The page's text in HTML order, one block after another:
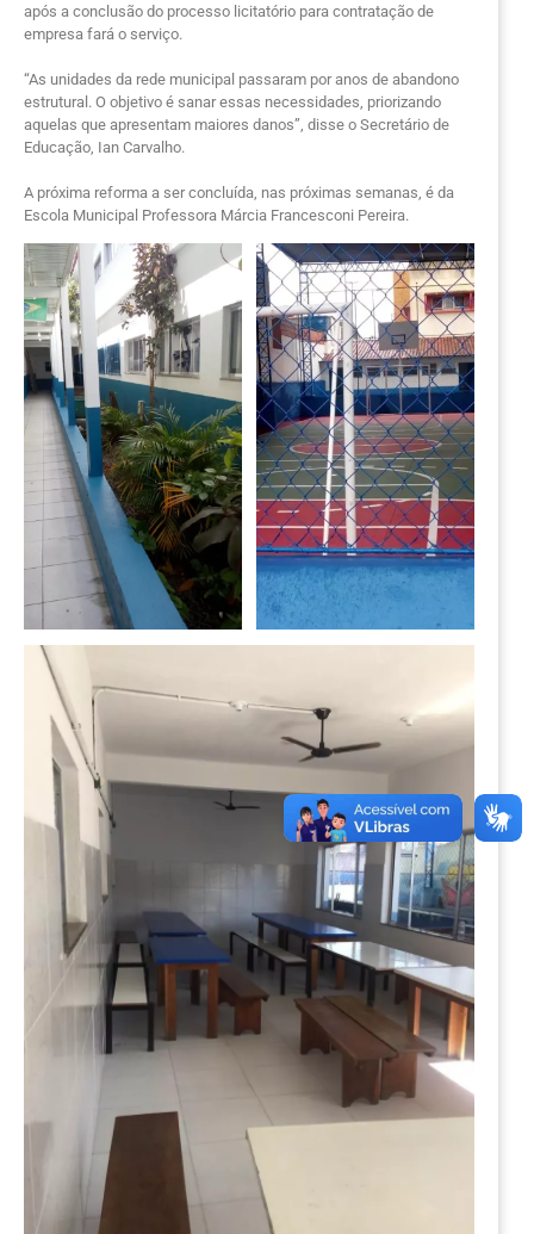
após a conclusão do processo licitatório para contratação de
empresa fará o serviço.
“As unidades da rede municipal passaram por anos de abandono
estrutural. O objetivo é sanar essas necessidades, priorizando
aquelas que apresentam maiores danos”, disse o Secretário de
Educação, Ian Carvalho.
A próxima reforma a ser concluída, nas próximas semanas, é da
Escola Municipal Professora Márcia Francesconi Pereira.